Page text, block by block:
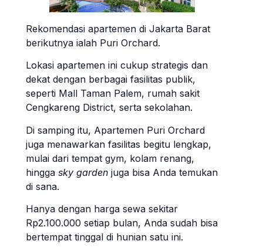
Rekomendasi apartemen di Jakarta Barat
berikutnya ialah Puri Orchard.
Lokasi apartemen ini cukup strategis dan
dekat dengan berbagai fasilitas publik,
seperti Mall Taman Palem, rumah sakit
Cengkareng District, serta sekolahan.
Di samping itu, Apartemen Puri Orchard
juga menawarkan fasilitas begitu lengkap,
mulai dari tempat gym, kolam renang,
hingga sky garden juga bisa Anda temukan
di sana.
Hanya dengan harga sewa sekitar
Rp2.100.000 setiap bulan, Anda sudah bisa
bertempat tinggal di hunian satu ini.